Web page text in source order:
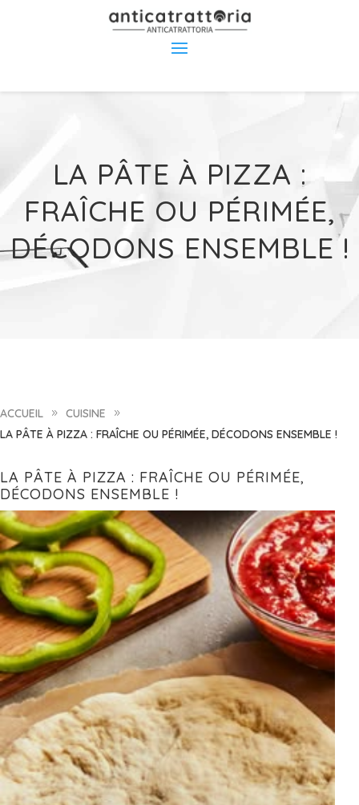
LA PÂTE À PIZZA :
FRAÎCHE OU PÉRIMÉE,
DÉCODONS ENSEMBLE !
ACCUEIL 9 CUISINE 9
LA PÂTE À PIZZA : FRAÎCHE OU PÉRIMÉE, DÉCODONS ENSEMBLE !
LA PÂTE À PIZZA : FRAÎCHE OU PÉRIMÉE,
DÉCODONS ENSEMBLE !